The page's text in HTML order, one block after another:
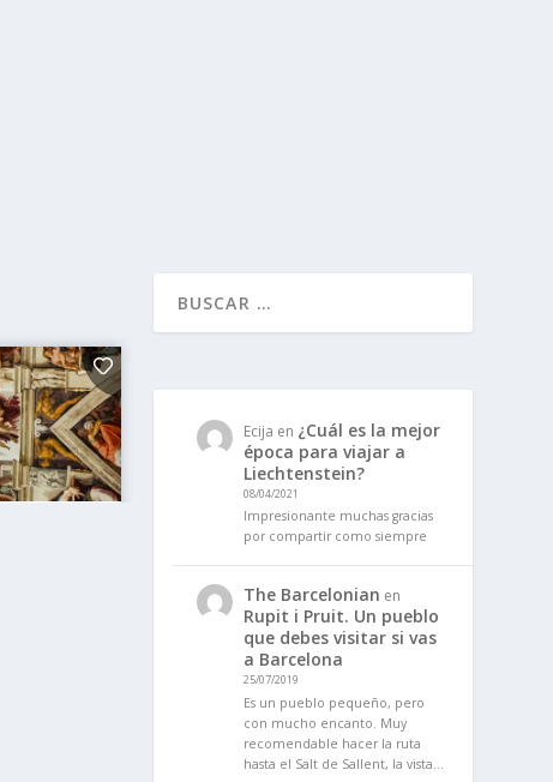
Ecija en ¿Cuál es la mejor
época para viajar a
Liechtenstein?
08/04/2021
Impresionante muchas gracias
por compartir como siempre
The Barcelonian en
Rupit i Pruit. Un pueblo
que debes visitar si vas
a Barcelona
25/07/2019
Es un pueblo pequeño, pero
con mucho encanto. Muy
recomendable hacer la ruta
hasta el Salt de Sallent, la vista…